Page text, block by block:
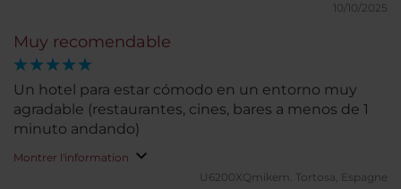
10/10/2025
Muy recomendable
Un hotel para estar cómodo en un entorno muy
agradable (restaurantes, cines, bares a menos de 1
minuto andando)
Montrer l'information
U6200XQmikem. Tortosa, Espagne